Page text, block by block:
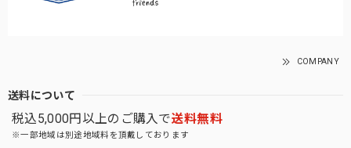
COMPANY
送料について
税込5,000円以上のご購入で送料無料
※一部地域は別途地域料を頂戴しております